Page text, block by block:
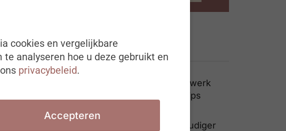
Ook interessant
Kunnen we het even over werk
hebben & andere boekentips
Aanwervingen bij federale
overheid sneller en eenvoudiger
cookies en vergelijkbare
analyseren hoe u deze gebruikt en
privacybeleid.
Accepteren